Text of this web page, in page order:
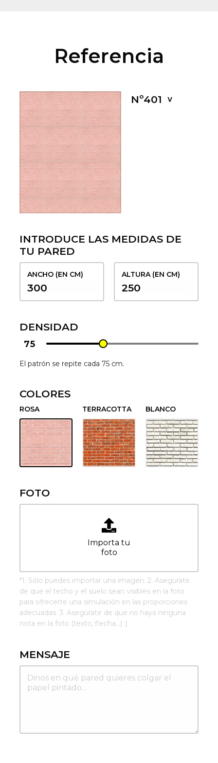
Referencia
Nº401
INTRODUCE LAS MEDIDAS DE
TU PARED
ANCHO (EN CM) ALTURA (EN CM)
DENSIDAD
75
El patrón se repite cada 75 cm.
COLORES
ROSA TERRACOTTA BLANCO
FOTO
Importa tu
foto
*1. Sólo puedes importar una imagen. 2. Asegúrate
de que el techo y el suelo sean visibles en la foto
para ofrecerte una simulación en las proporciones
adecuadas. 3. Asegúrate de que no haya ninguna
nota en la foto (texto, flecha...) :)
MENSAJE